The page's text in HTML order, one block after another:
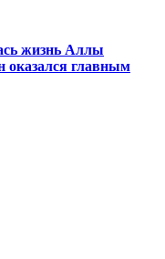
жизнь Аллы
оказался главным